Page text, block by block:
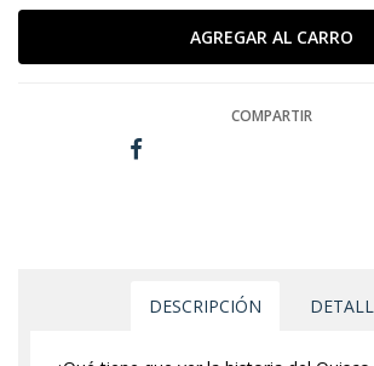
COMPARTIR
DESCRIPCIÓN